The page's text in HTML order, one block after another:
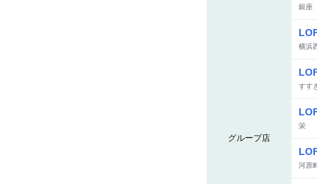
グループ店
銀座
横浜
すす
栄
河原